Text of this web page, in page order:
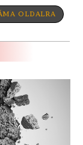
OLDALRA